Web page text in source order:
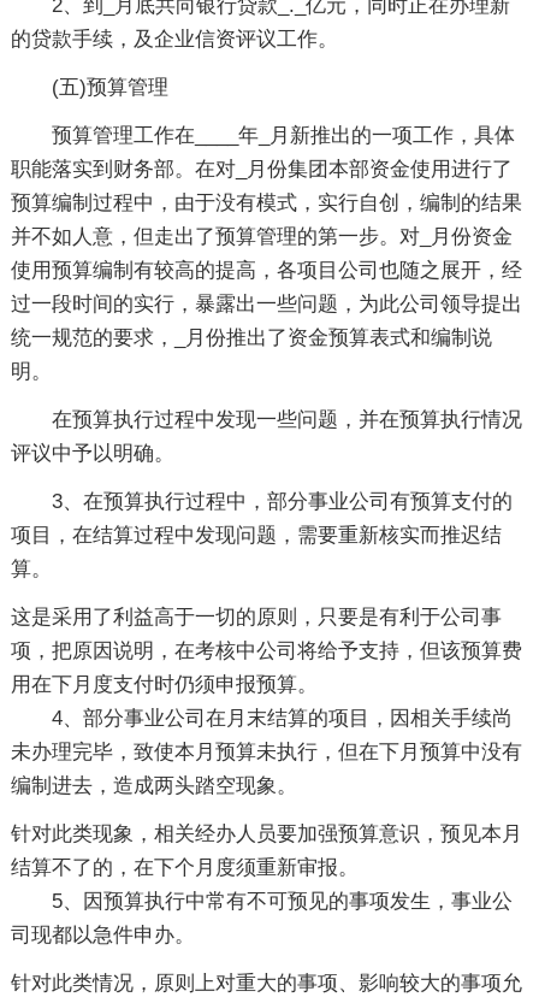
2、到_月底共向银行贷款_._亿元，同时正在办理新
的贷款手续，及企业信资评议工作。
(五)预算管理
预算管理工作在____年_月新推出的一项工作，具体
职能落实到财务部。在对_月份集团本部资金使用进行了
预算编制过程中，由于没有模式，实行自创，编制的结果
并不如人意，但走出了预算管理的第一步。对_月份资金
使用预算编制有较高的提高，各项目公司也随之展开，经
过一段时间的实行，暴露出一些问题，为此公司领导提出
统一规范的要求，_月份推出了资金预算表式和编制说
明。
在预算执行过程中发现一些问题，并在预算执行情况
评议中予以明确。
3、在预算执行过程中，部分事业公司有预算支付的
项目，在结算过程中发现问题，需要重新核实而推迟结
算。
这是采用了利益高于一切的原则，只要是有利于公司事
项，把原因说明，在考核中公司将给予支持，但该预算费
用在下月度支付时仍须申报预算。
4、部分事业公司在月末结算的项目，因相关手续尚
未办理完毕，致使本月预算未执行，但在下月预算中没有
编制进去，造成两头踏空现象。
针对此类现象，相关经办人员要加强预算意识，预见本月
结算不了的，在下个月度须重新审报。
5、因预算执行中常有不可预见的事项发生，事业公
司现都以急件申办。
针对此类情况，原则上对重大的事项、影响较大的事项允